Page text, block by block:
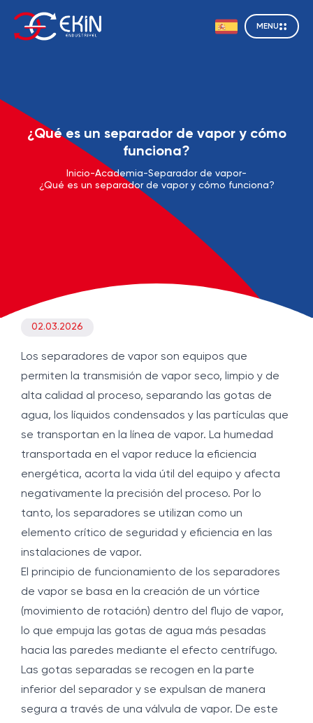
MENU
¿Qué es un separador de vapor y cómo
funciona?
Inicio-Academia-Separador de vapor-
¿Qué es un separador de vapor y cómo funciona?
02.03.2026
Los separadores de vapor son equipos que
permiten la transmisión de vapor seco, limpio y de
alta calidad al proceso, separando las gotas de
agua, los líquidos condensados y las partículas que
se transportan en la línea de vapor. La humedad
transportada en el vapor reduce la eficiencia
energética, acorta la vida útil del equipo y afecta
negativamente la precisión del proceso. Por lo
tanto, los separadores se utilizan como un
elemento crítico de seguridad y eficiencia en las
instalaciones de vapor.
El principio de funcionamiento de los separadores
de vapor se basa en la creación de un vórtice
(movimiento de rotación) dentro del flujo de vapor,
lo que empuja las gotas de agua más pesadas
hacia las paredes mediante el efecto centrífugo.
Las gotas separadas se recogen en la parte
inferior del separador y se expulsan de manera
segura a través de una válvula de vapor. De este